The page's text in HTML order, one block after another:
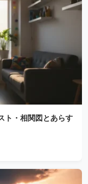
ト・相関図とあらす